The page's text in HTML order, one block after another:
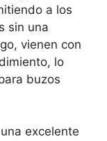
a los
sin una
vienen con
lo
buzos
excelente